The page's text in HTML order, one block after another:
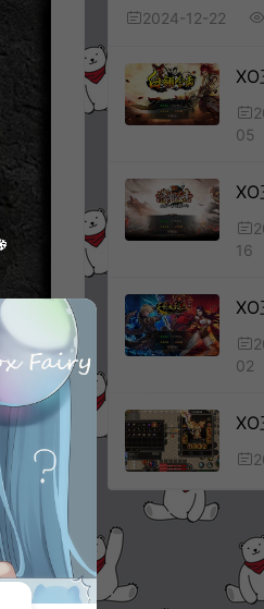
2024-12-22
05
16
02